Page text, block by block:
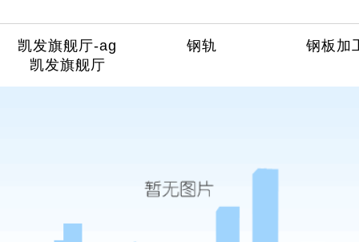
凯发旗舰厅-ag
凯发旗舰厅
钢轨 钢板加